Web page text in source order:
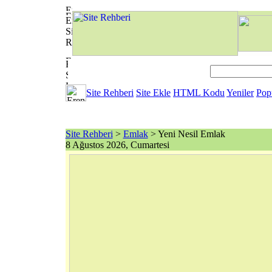
Site Rehberi Site Ekle HTML Kodu Yeniler
Site Rehberi > Emlak> Yeni Nesil Emlak
8 Ağustos 2026, Cumartesi